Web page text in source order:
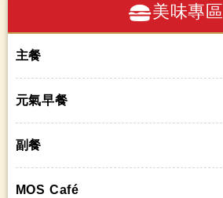
美味專區
主餐
元氣早餐
副餐
MOS Café